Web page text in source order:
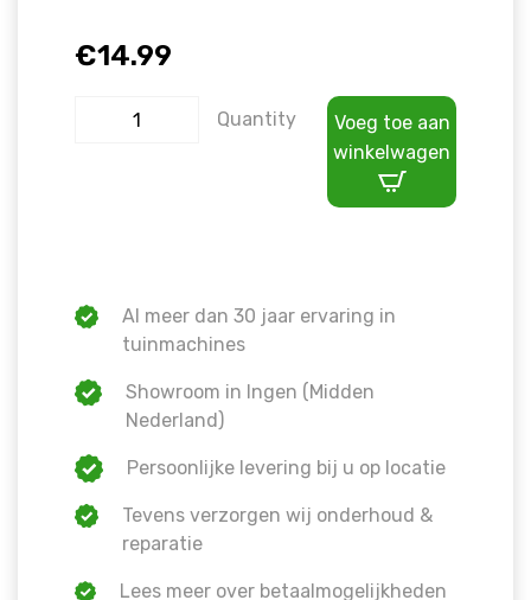
€14.99
Quantity
Voeg toe aan
winkelwagen
Al meer dan 30 jaar ervaring in
tuinmachines
Showroom in Ingen (Midden
Nederland)
Persoonlijke levering bij u op locatie
Tevens verzorgen wij onderhoud &
reparatie
Lees meer over betaalmogelijkheden